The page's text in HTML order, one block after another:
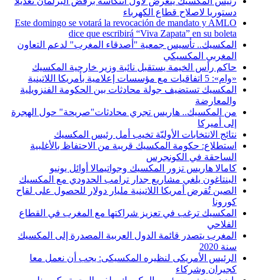
دستوريا لاصلاح قطاع الكهرباء
Este domingo se votará la revocación de mandato y AMLO
dice que escribirá “Viva Zapata” en su boleta
المكسيك.. تأسيس جمعية "أصدقاء المغرب" لدعم التعاون
المغربي المكسيكي
حاكم رأس الخيمة يستقبل نائبة وزير خارجية المكسيك
«وام»: 5 اتفاقيات مع مؤسسات إعلامية بأمريكا اللاتينية
المكسيك تستضيف جولة محادثات بين الحكومة الفنزويلية
والمعارضة
من المكسيك.. هاريس تجري محادثات"صريحة" حول الهجرة
إلى أميركا
نتائج الانتخابات الأوليّة تخيب أمل رئيس المكسيك
استطلاع: حكومة المكسيك قريبة من الاحتفاظ بالأغلبية
الساحقة في الكونجرس
كامالا هاريس تزور المكسيك وجواتيمالا أوائل يونيو
البنتاغون يلغي مشاريع جدار ترامب الحدودي مع المكسيك
الصين تُقرض أمريكا اللاتينية مليار دولار للحصول على لقاح
كورونا
المكسيك ترغب في تعزيز شراكتها مع المغرب في القطاع
الفلاحي
المغرب يتصدر قائمة الدول العربية المصدرة إلى المكسيك
سنة 2020
الرئيس الأمريكى لنظيره المكسيكى: يجب أن نعمل معا
كجيران وشركاء